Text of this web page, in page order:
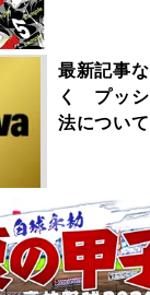
最新記事
く プッシ
法について